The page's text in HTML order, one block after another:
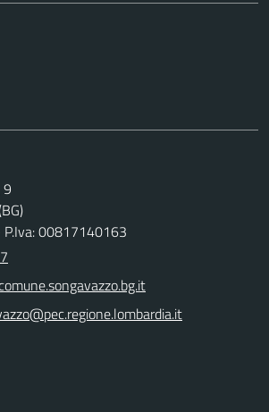
00817140163